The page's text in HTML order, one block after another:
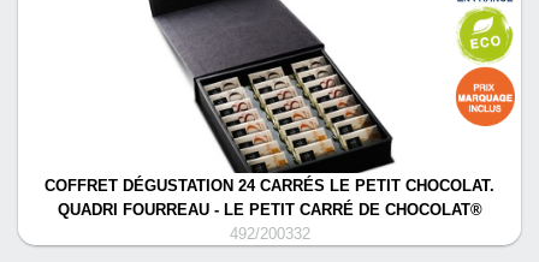
COFFRET DÉGUSTATION 24 CARRÉS LE PETIT CHOCOLAT.
QUADRI FOURREAU - LE PETIT CARRÉ DE CHOCOLAT®
492/200332